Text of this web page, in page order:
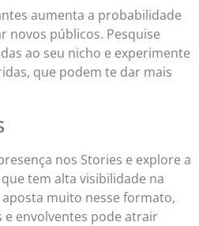
aumenta a probabilidade
novos públicos. Pesquise
ao seu nicho e experimente
que podem te dar mais
nos Stories e explore a
tem alta visibilidade na
muito nesse formato,
envolventes pode atrair